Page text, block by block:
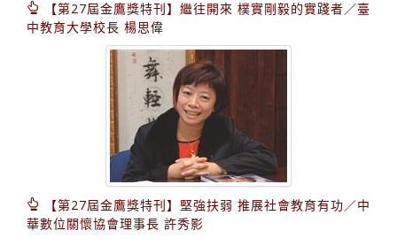
【第27屆金鷹獎特刊】繼往開來 樸實剛毅的實踐者／臺
中教育大學校長 楊思偉
【第27屆金鷹獎特刊】堅強扶弱 推展社會教育有功／中
華數位關懷協會理事長 許秀影